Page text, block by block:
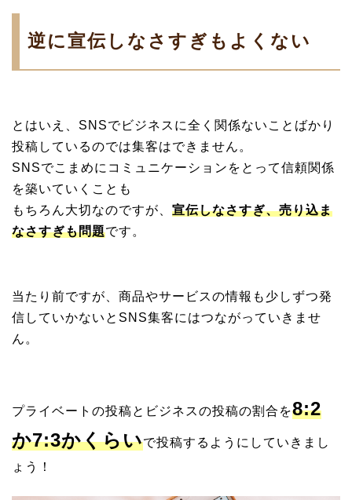
逆に宣伝しなさすぎもよくない
とはいえ、SNSでビジネスに全く関係ないことばかり
投稿しているのでは集客はできません。
SNSでこまめにコミュニケーションをとって信頼関係
を築いていくことも
もちろん大切なのですが、 宣伝しなさすぎ、売り込ま
なさすぎも問題です。
当たり前ですが、商品やサービスの情報も少しずつ発
信していかないとSNS集客にはつながっていきませ
ん。
プライベートの投稿とビジネスの投稿の割合を8:2
か7:3かくらいで投稿するようにしていきまし
ょう！